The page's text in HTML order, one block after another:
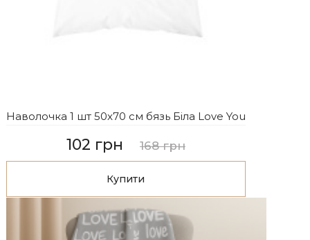
Наволочка 1 шт 50x70 см бязь Біла Love You
102 грн 168 грн
Купити